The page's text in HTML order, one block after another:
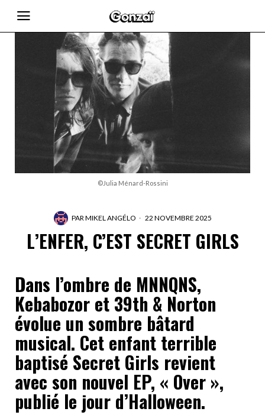
©Julia Ménard-Rossini
PAR MIKEL ANGÉLO 22 NOVEMBRE 2025
L’ENFER, C’EST SECRET GIRLS
Dans l’ombre de MNNQNS,
Kebabozor et 39th & Norton
évolue un sombre bâtard
musical. Cet enfant terrible
baptisé Secret Girls revient
avec son nouvel EP, « Over »,
publié le jour d’Halloween.